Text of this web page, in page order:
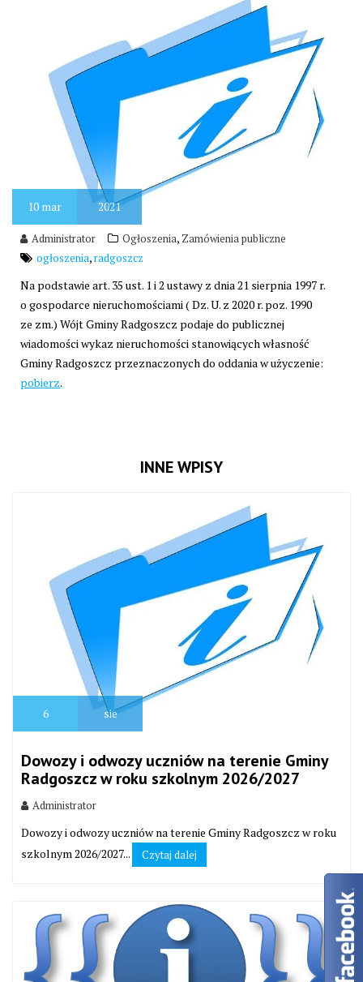
10 mar 2021
Administrator Ogłoszenia, Zamówienia publiczne
ogłoszenia,radgoszcz
Na podstawie art. 35 ust. 1 i 2 ustawy z dnia 21 sierpnia 1997 r.
o gospodarce nieruchomościami ( Dz. U. z 2020 r. poz. 1990
ze zm.) Wójt Gminy Radgoszcz podaje do publicznej
wiadomości wykaz nieruchomości stanowiących własność
Gminy Radgoszcz przeznaczonych do oddania w użyczenie:
pobierz.
INNE WPISY
6 sie
Dowozy i odwozy uczniów na terenie Gminy
Radgoszcz w roku szkolnym 2026/2027
Administrator
Dowozy i odwozy uczniów na terenie Gminy Radgoszcz w roku
szkolnym 2026/2027...
Czytaj dalej